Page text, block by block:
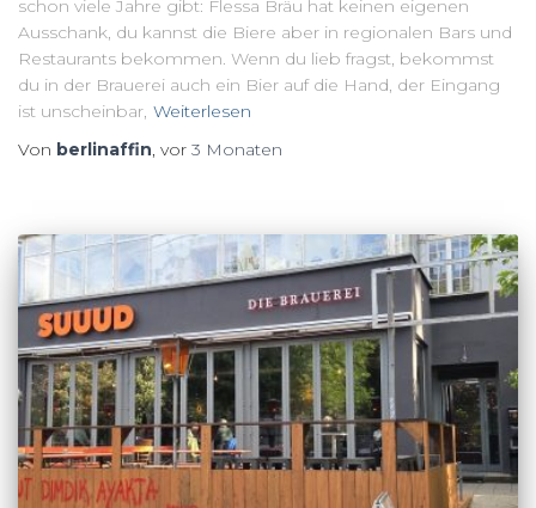
schon viele Jahre gibt: Flessa Bräu hat keinen eigenen
Ausschank, du kannst die Biere aber in regionalen Bars und
Restaurants bekommen. Wenn du lieb fragst, bekommst
du in der Brauerei auch ein Bier auf die Hand, der Eingang
ist unscheinbar, Weiterlesen
Von berlinaffin, vor 3 Monaten